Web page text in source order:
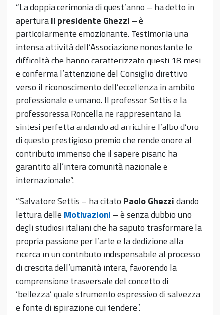
“La doppia cerimonia di quest’anno – ha detto in
aperturail presidente Ghezzi – è
particolarmente emozionante. Testimonia una
intensa attività dell’Associazione nonostante le
difficoltà che hanno caratterizzato questi 18 mesi
e conferma l’attenzione del Consiglio direttivo
verso il riconoscimento dell’eccellenza in ambito
professionale e umano. Il professor Settis e la
professoressa Roncella ne rappresentano la
sintesi perfetta andando ad arricchire l’albo d’oro
di questo prestigioso premio che rende onore al
contributo immenso che il sapere pisano ha
garantito all’intera comunità nazionale e
internazionale”.
“Salvatore Settis – ha citato PaoloGhezzidando
lettura delle Motivazioni – è senza dubbio uno
degli studiosi italiani che ha saputo trasformare la
propria passione per l’arte e la dedizione alla
ricerca in un contributo indispensabile al processo
di crescita dell’umanità intera, favorendo la
comprensione trasversale del concetto di
‘bellezza’ quale strumento espressivo di salvezza
e fonte di ispirazione cui tendere”.